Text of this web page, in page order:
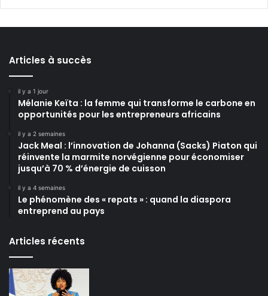
Articles à succès
il y a 1 jour
Mélanie Keïta : la femme qui transforme le carbone en
opportunités pour les entrepreneurs africains
il y a 2 semaines
Jack Meal : l’innovation de Johanna (Sacks) Piaton qui
réinvente la marmite norvégienne pour économiser
jusqu’à 70 % d’énergie de cuisson
il y a 4 semaines
Le phénomène des « repats » : quand la diaspora
entreprend au pays
Articles récents